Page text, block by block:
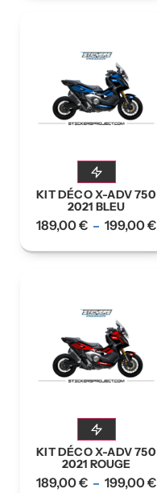
KIT DÉCO X-ADV 750
2021 BLEU
189,00€ – 199,00€
KIT DÉCO X-ADV 750
2021 ROUGE
189,00€ – 199,00€